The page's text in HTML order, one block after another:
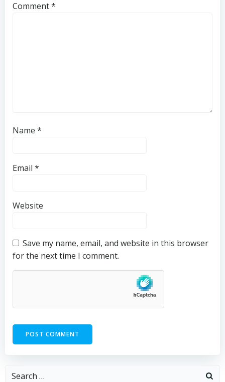
Comment*
Name *
Email *
Website
Save my name, email, and website in this browser
for the next time I comment.
Search